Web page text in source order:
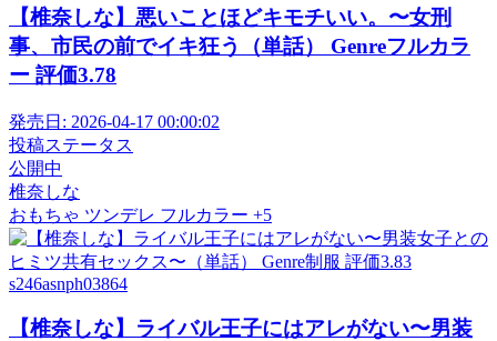
【椎奈しな】悪いことほどキモチいい。〜女刑
事、市民の前でイキ狂う（単話） Genreフルカラ
ー 評価3.78
発売日: 2026-04-17 00:00:02
投稿ステータス
公開中
椎奈しな
おもちゃ ツンデレ フルカラー +5
s246asnph03864
【椎奈しな】ライバル王子にはアレがない〜男装